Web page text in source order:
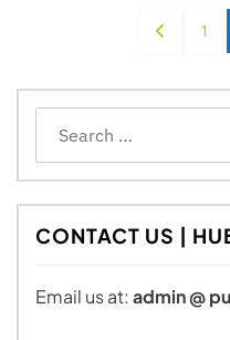
PREVIOUS
PAGE
1
for:
CONTACT US |
Email us at: admin @